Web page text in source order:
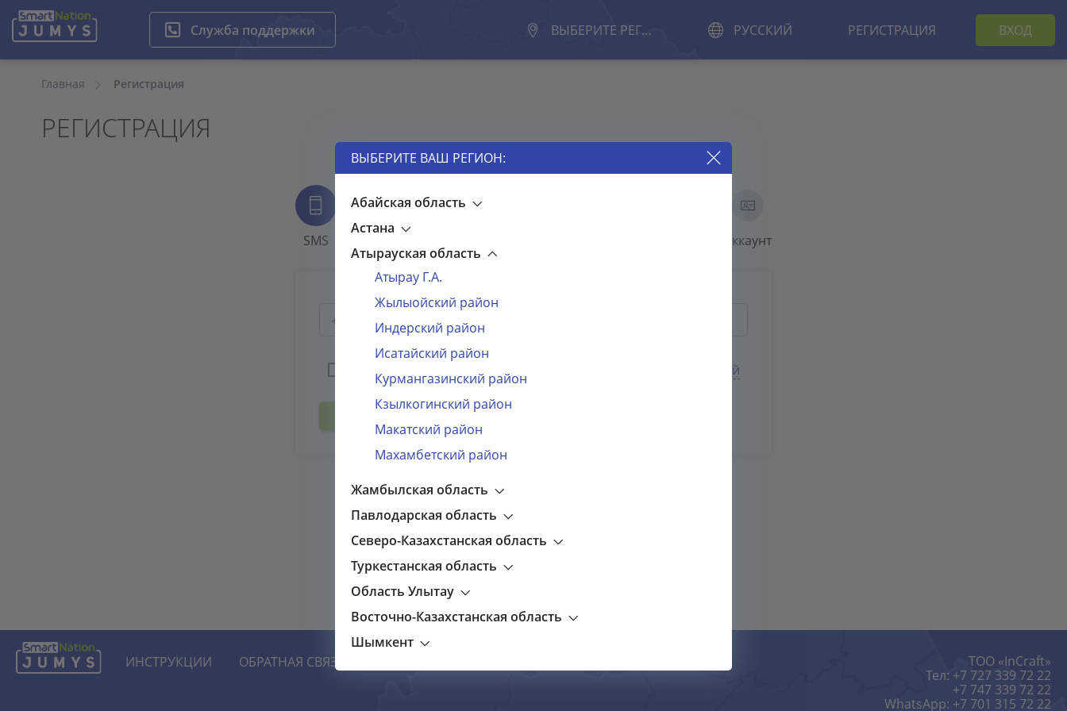
Служба поддержки ВЫБЕРИТЕ РЕГИОН РУССКИЙ РЕГИСТРАЦИЯ ВХОД
Главная Регистрация
РЕГИСТРАЦИЯ
Аккаунт
SMS
Я ознакомлен(а) и принимаю политику данных пользователей
ИНСТРУКЦИИ ОБРАТНАЯ СВЯЗЬ
ТОО «InCraft»
Тел: +7 727 339 72 22
+7 747 339 72 22
WhatsApp: +7 701 315 72 22
ВЫБЕРИТЕ ВАШ РЕГИОН:
Абайская область
Астана
Атырауская область
Атырау Г.А.
Жылыойский район
Индерский район
Исатайский район
Курмангазинский район
Кзылкогинский район
Макатский район
Махамбетский район
Жамбылская область
Павлодарская область
Северо-Казахстанская область
Туркестанская область
Область Улытау
Восточно-Казахстанская область
Шымкент